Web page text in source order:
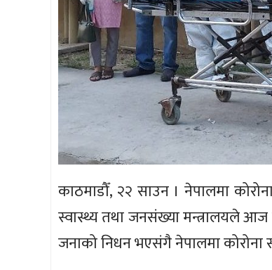
काठमाडौँ, २२ साउन । नेपालमा
स्वास्थ्य तथा जनसंख्या मन्त्रालयले
जनाको निधन भएसंगै नेपालमा